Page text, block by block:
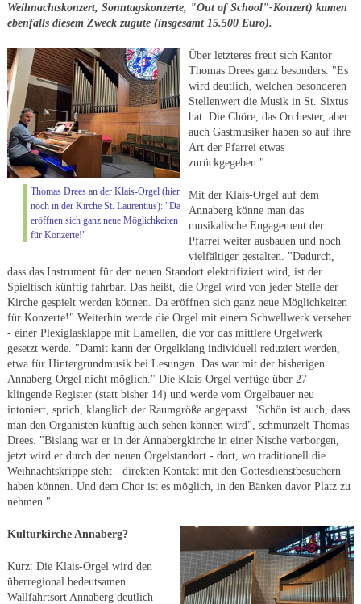
Weihnachtskonzert, Sonntagskonzerte, "Out of School"-Konzert) kamen
ebenfalls diesem Zweck zugute (insgesamt 15.500 Euro).
Thomas Drees an der Klais-Orgel (hier
noch in der Kirche St. Laurentius): "Da
eröffnen sich ganz neue Möglichkeiten
für Konzerte!"
Über letzteres freut sich Kantor
Thomas Drees ganz besonders. "Es
wird deutlich, welchen besonderen
Stellenwert die Musik in St. Sixtus
hat. Die Chöre, das Orchester, aber
auch Gastmusiker haben so auf ihre
Art der Pfarrei etwas
zurückgegeben."
Mit der Klais-Orgel auf dem
Annaberg könne man das
musikalische Engagement der
Pfarrei weiter ausbauen und noch
vielfältiger gestalten. "Dadurch,
dass das Instrument für den neuen Standort elektrifiziert wird, ist der
Spieltisch künftig fahrbar. Das heißt, die Orgel wird von jeder Stelle der
Kirche gespielt werden können. Da eröffnen sich ganz neue Möglichkeiten
für Konzerte!" Weiterhin werde die Orgel mit einem Schwellwerk versehen
- einer Plexiglasklappe mit Lamellen, die vor das mittlere Orgelwerk
gesetzt werde. "Damit kann der Orgelklang individuell reduziert werden,
etwa für Hintergrundmusik bei Lesungen. Das war mit der bisherigen
Annaberg-Orgel nicht möglich." Die Klais-Orgel verfüge über 27
klingende Register (statt bisher 14) und werde vom Orgelbauer neu
intoniert, sprich, klanglich der Raumgröße angepasst. "Schön ist auch, dass
man den Organisten künftig auch sehen können wird", schmunzelt Thomas
Drees. "Bislang war er in der Annabergkirche in einer Nische verborgen,
jetzt wird er durch den neuen Orgelstandort - dort, wo traditionell die
Weihnachtskrippe steht - direkten Kontakt mit den Gottesdienstbesuchern
haben können. Und dem Chor ist es möglich, in den Bänken davor Platz zu
nehmen."
Kulturkirche Annaberg?
Kurz: Die Klais-Orgel wird den
überregional bedeutsamen
Wallfahrtsort Annaberg deutlich